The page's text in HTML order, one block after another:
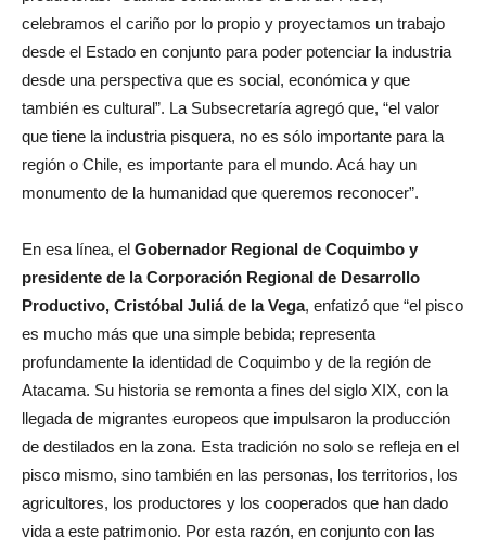
celebramos el cariño por lo propio y proyectamos un trabajo
desde el Estado en conjunto para poder potenciar la industria
desde una perspectiva que es social, económica y que
también es cultural”. La Subsecretaría agregó que, “el valor
que tiene la industria pisquera, no es sólo importante para la
región o Chile, es importante para el mundo. Acá hay un
monumento de la humanidad que queremos reconocer”.
En esa línea, el Gobernador Regional de Coquimbo y
presidente de la Corporación Regional de Desarrollo
Productivo, Cristóbal Juliá de la Vega, enfatizó que “el pisco
es mucho más que una simple bebida; representa
profundamente la identidad de Coquimbo y de la región de
Atacama. Su historia se remonta a fines del siglo XIX, con la
llegada de migrantes europeos que impulsaron la producción
de destilados en la zona. Esta tradición no solo se refleja en el
pisco mismo, sino también en las personas, los territorios, los
agricultores, los productores y los cooperados que han dado
vida a este patrimonio. Por esta razón, en conjunto con las